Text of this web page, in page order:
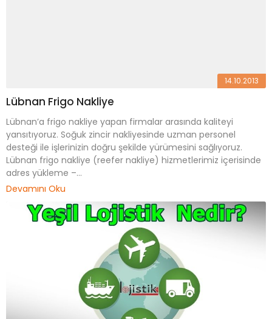
14.10.2013
Lübnan Frigo Nakliye
Lübnan’a frigo nakliye yapan firmalar arasında kaliteyi
yansıtıyoruz. Soğuk zincir nakliyesinde uzman personel
desteği ile işlerinizin doğru şekilde yürümesini sağlıyoruz.
Lübnan frigo nakliye (reefer nakliye) hizmetlerimiz içerisinde
adres yükleme –...
Devamını Oku